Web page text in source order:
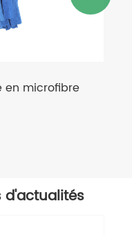
d'actualités